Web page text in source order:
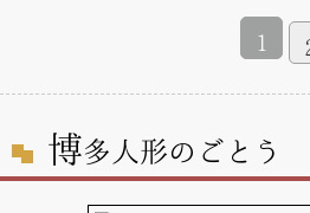
1
博多人形のごとう